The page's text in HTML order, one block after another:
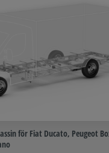
för Fiat Ducato, Peugeot